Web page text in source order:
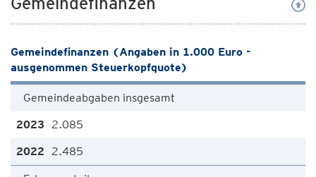
Gemeindefinanzen (Angaben in 1.000 Euro -
ausgenommen Steuerkopfquote)
Gemeindeabgaben insgesamt
2.085
2.485